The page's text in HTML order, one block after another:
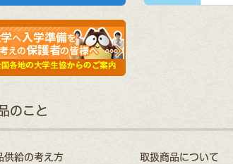
のこと
供給の考え方 取扱商品について